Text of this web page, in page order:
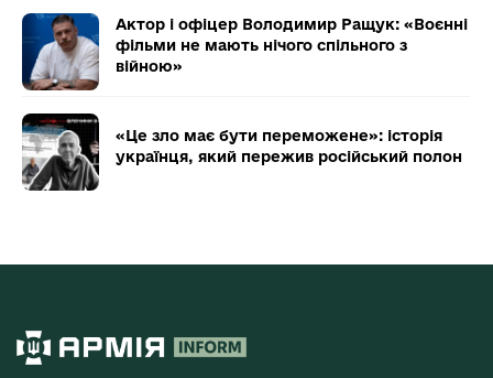
Актор і офіцер Володимир Ращук: «Воєнні
фільми не мають нічого спільного з
війною»
«Це зло має бути переможене»: історія
українця, який пережив російський полон